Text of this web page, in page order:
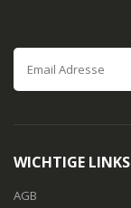
WICHTIGE LINKS
AGB